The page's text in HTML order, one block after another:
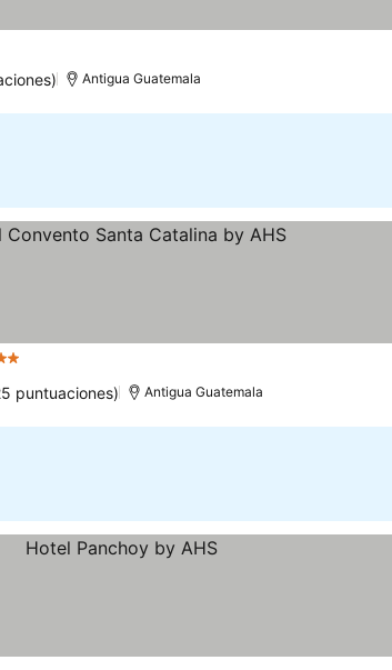
Antigua Guatemala
puntuaciones) Antigua Guatemala